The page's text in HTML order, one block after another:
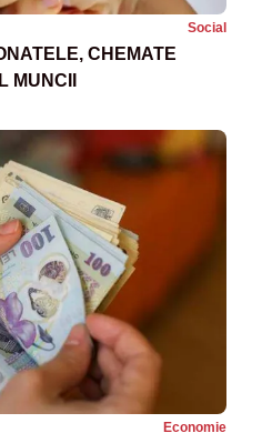
Social
CHEMATE
MUNCII
Economie